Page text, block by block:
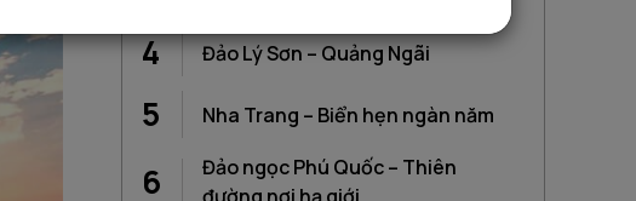
4 Đảo Lý Sơn – Quảng Ngãi
5 Nha Trang – Biển hẹn ngàn năm
6
Đảo ngọc Phú Quốc – Thiên